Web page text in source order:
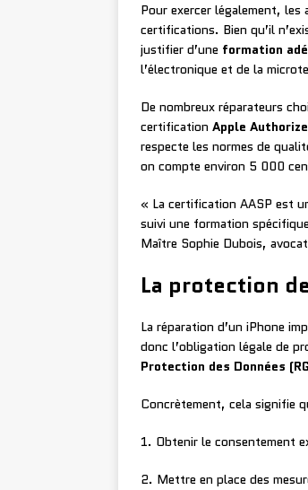
Pour exercer légalement,
certifications. Bien qu’il
justifier d’une formation
l’électronique et de la
De nombreux réparateurs
certification Apple
respecte les normes de
on compte environ 5 000
« La certification AASP est
suivi une formation
Maître Sophie Dubois,
La protection
La réparation d’un iPhone
donc l’obligation légale de
Protection des Données
Concrètement, cela signifie
1. Obtenir le consentement
2. Mettre en place des